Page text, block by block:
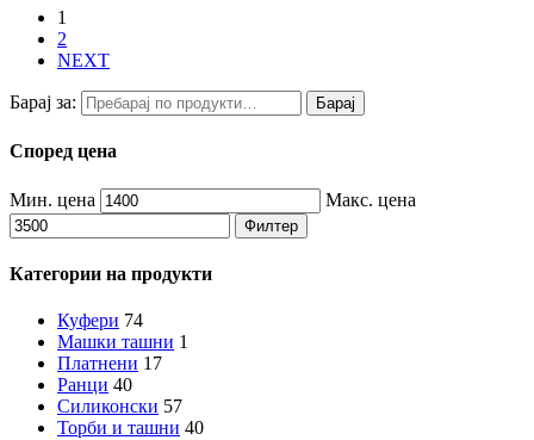
1
2
NEXT
Барај за: Барај
Според цена
Мин. цена Макс. цена
Филтер
Категории на продукти
Куфери 74
Машки ташни 1
Платнени 17
Ранци 40
Силиконски 57
Торби и ташни 40